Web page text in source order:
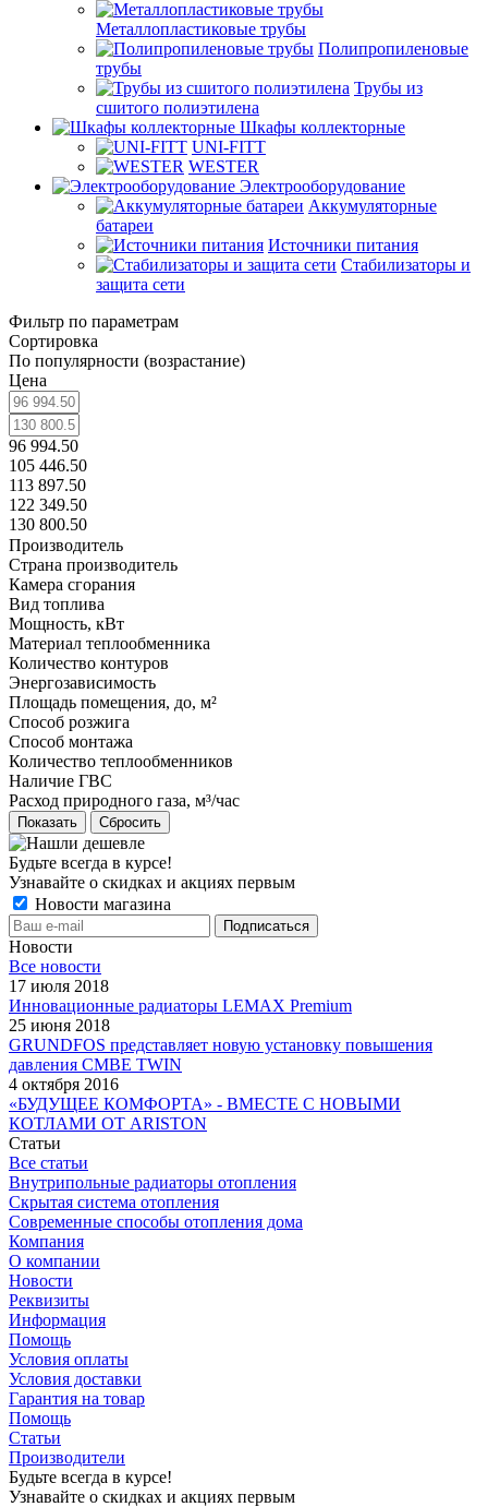
Металлопластиковые трубы
Полипропиленовые
трубы
Трубы из
сшитого полиэтилена
Шкафы коллекторные
UNI-FITT
WESTER
Электрооборудование
Аккумуляторные
батареи
Источники питания
Стабилизаторы и
защита сети
Фильтр по параметрам
Сортировка
По популярности (возрастание)
Цена
96 994.50
105 446.50
113 897.50
122 349.50
130 800.50
Производитель
Страна производитель
Камера сгорания
Вид топлива
Мощность, кВт
Материал теплообменника
Количество контуров
Энергозависимость
Площадь помещения, до, м²
Способ розжига
Способ монтажа
Количество теплообменников
Наличие ГВС
Расход природного газа, м³/час
Сбросить
Будьте всегда в курсе!
Узнавайте о скидках и акциях первым
Новости магазина
Новости
Все новости
17 июля 2018
Инновационные радиаторы LEMAX Premium
25 июня 2018
GRUNDFOS представляет новую установку повышения
давления CMBE TWIN
4 октября 2016
«БУДУЩЕЕ КОМФОРТА» - ВМЕСТЕ С НОВЫМИ
КОТЛАМИ ОТ ARISTON
Статьи
Все статьи
Внутрипольные радиаторы отопления
Скрытая система отопления
Современные способы отопления дома
Компания
О компании
Новости
Реквизиты
Информация
Помощь
Условия оплаты
Условия доставки
Гарантия на товар
Помощь
Статьи
Производители
Будьте всегда в курсе!
Узнавайте о скидках и акциях первым